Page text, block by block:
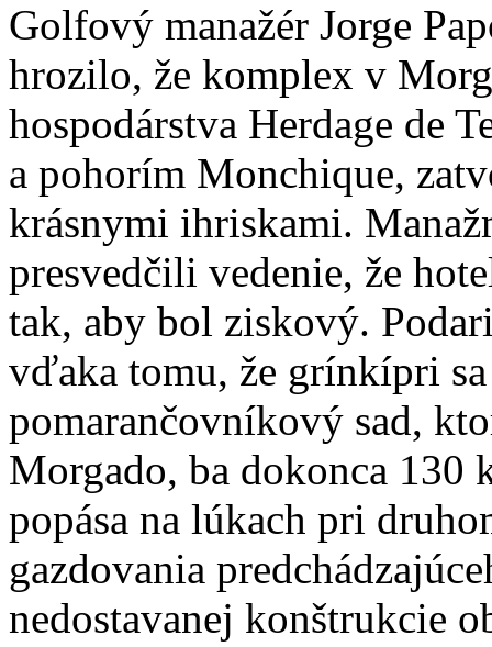
Golfový manažér Jorge
hrozilo, že komplex v
hospodárstva Herdage de
a pohorím Monchique,
krásnymi ihriskami.
presvedčili vedenie, že
tak, aby bol ziskový.
vďaka tomu, že grínkípri
pomarančovníkový sad,
Morgado, ba dokonca 130
popása na lúkach pri
gazdovania
nedostavanej konštrukcie